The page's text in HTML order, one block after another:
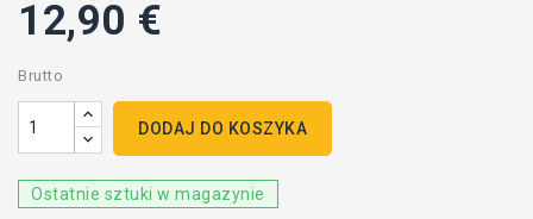
12,90 €
Brutto
DODAJ DO KOSZYKA
Ostatnie sztuki w magazynie